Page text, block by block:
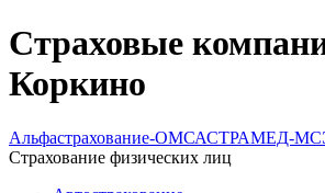
Страховые
Коркино
Альфастрахование-ОМСАСТРАМЕД-МС
Страхование физических лиц